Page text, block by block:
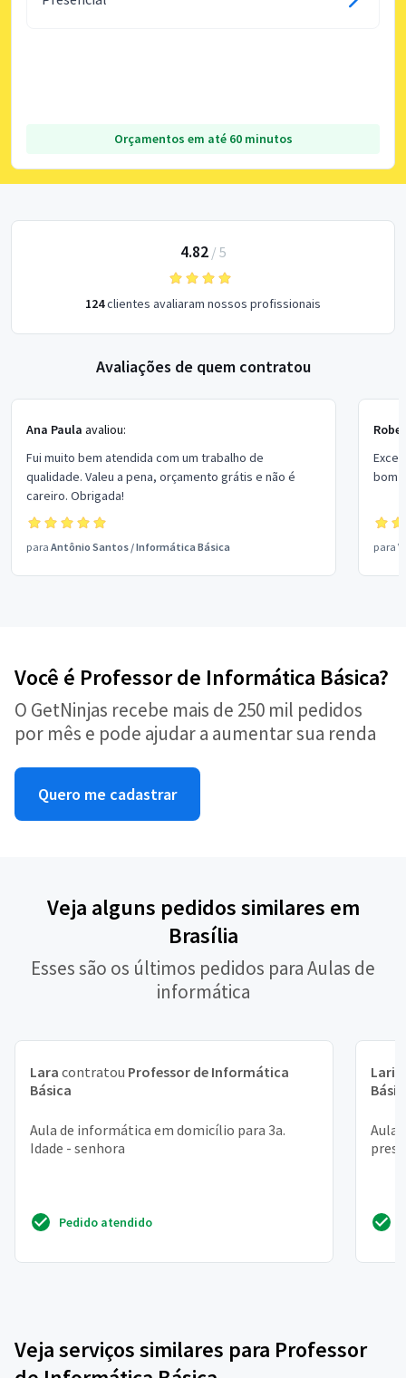
Orçamentos em até 60 minutos
4.82/ 5
124clientes avaliaram nossos profissionais
Avaliações de quem contratou
Ana Paula avaliou:
Fui muito bem atendida com um trabalho de
qualidade. Valeu a pena, orçamento grátis e não é
careiro. Obrigada!
para Antônio Santos /Informática Básica
bom
para
Você é Professor de Informática Básica?
O GetNinjas recebe mais de 250 mil pedidos
por mês e pode ajudar a aumentar sua renda
Quero me cadastrar
Veja alguns pedidos similares em
Brasília
Esses são os últimos pedidos para Aulas de
informática
Lara contratou Professor de Informática
Básica
Aula de informática em domicílio para 3a.
Idade - senhora
Pedido atendido
Aula
Veja serviços similares para Professor